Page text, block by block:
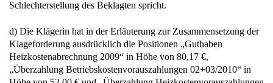
d) Die Klägerin hat in der Erläuterung zur Zusammensetzung der
Klageforderung ausdrücklich die Positionen „Guthaben
Heizkostenabrechnung 2009“ in Höhe von 80,17 €,
„Überzahlung Betriebskostenvorauszahlungen 02+03/2010“ in
Höhe von 52,00 € und „Überzahlung Heizkostenvorauszahlungen
01-03/2010“ in Höhe von 84,00 € in Abzug gebracht, so dass die